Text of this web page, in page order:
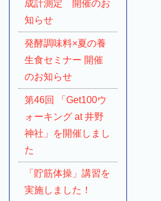
成計測定 開催のお
知らせ
発酵調味料×夏の養
生食セミナー 開催
のお知らせ
第46回 「Get100ウ
ォーキング at 井野
神社」を開催しまし
た
「貯筋体操」講習を
実施しました！